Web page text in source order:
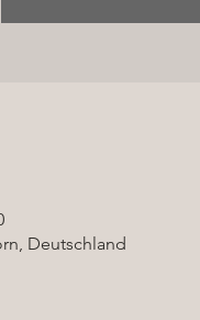
Deutschland